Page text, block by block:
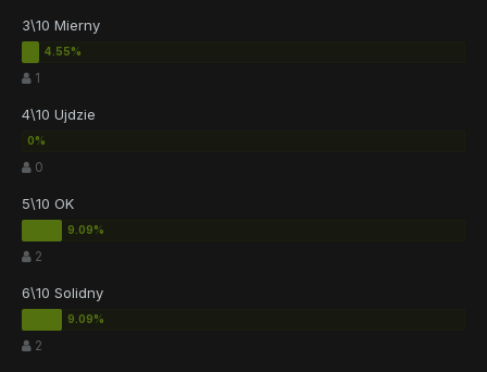
3\10 Mierny
1
4\10 Ujdzie
0
5\10 OK
2
6\10 Solidny
2